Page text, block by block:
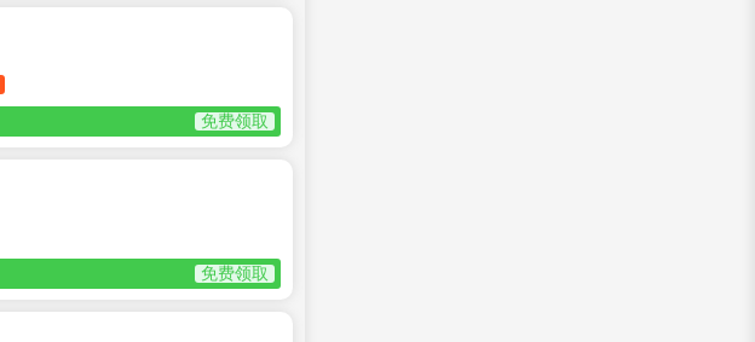
免费领取
免费领取